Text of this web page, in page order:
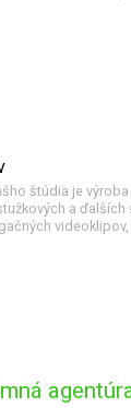
štúdia je
a